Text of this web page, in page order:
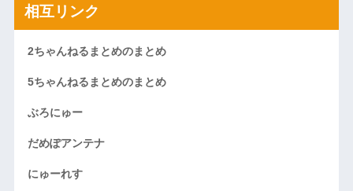
相互リンク
2ちゃんねるまとめのまとめ
5ちゃんねるまとめのまとめ
ぶろにゅー
だめぽアンテナ
にゅーれす